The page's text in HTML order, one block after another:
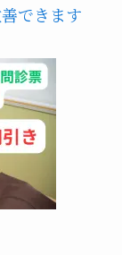
できます